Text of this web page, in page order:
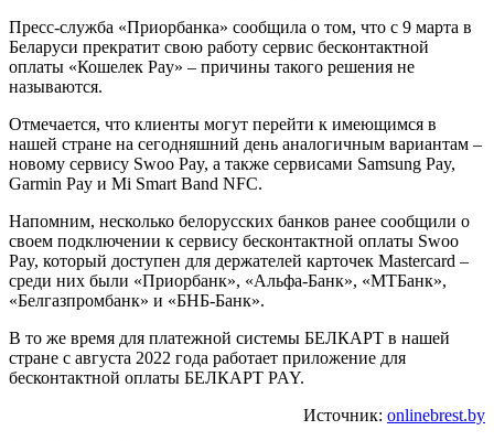
Пресс-служба «Приорбанка» сообщила о том, что с 9 марта в
Беларуси прекратит свою работу сервис бесконтактной
оплаты «Кошелек Pay» – причины такого решения не
называются.
Отмечается, что клиенты могут перейти к имеющимся в
нашей стране на сегодняшний день аналогичным вариантам –
новому сервису Swoo Pay, а также сервисами Samsung Pay,
Garmin Pay и Mi Smart Band NFC.
Напомним, несколько белорусских банков ранее сообщили о
своем подключении к сервису бесконтактной оплаты Swoo
Pay, который доступен для держателей карточек Mastercard –
среди них были «Приорбанк», «Альфа-Банк», «МТБанк»,
«Белгазпромбанк» и «БНБ-Банк».
В то же время для платежной системы БЕЛКАРТ в нашей
стране с августа 2022 года работает приложение для
бесконтактной оплаты БЕЛКАРТ PAY.
Источник: onlinebrest.by